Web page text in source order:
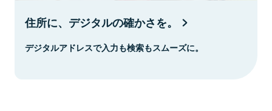
住所に、デジタルの確かさを。
デジタルアドレスで入力も検索もスムーズに。